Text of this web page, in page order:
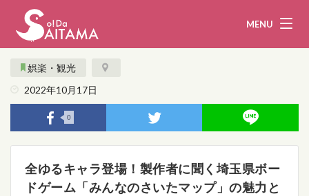
MENU
娯楽・観光
企業・団体 教育・医療
行政 まとめ！
娯楽・観光
2022年10月17日
0
全ゆるキャラ登場！製作者に聞く埼玉県ボー
ドゲーム「みんなのさいたマップ」の魅力と